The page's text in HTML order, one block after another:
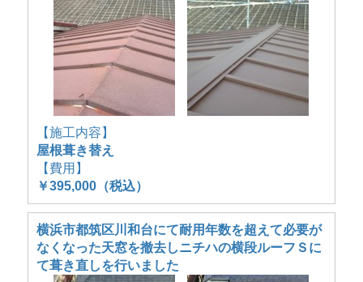
【施工内容】
屋根葺き替え
【費用】
￥395,000（税込）
横浜市都筑区川和台にて耐用年数を超えて必要が
なくなった天窓を撤去しニチハの横段ルーフＳに
て葺き直しを行いました